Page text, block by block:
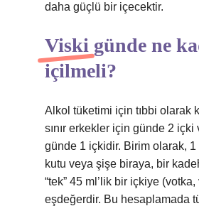
daha güçlü bir içecektir.
Viski günde ne
içilmeli?
Alkol tüketimi için tıbbi olarak
sınır erkekler için günde 2 içki
günde 1 içkidir. Birim olarak,
kutu veya şişe biraya, bir
“tek” 45 ml’lik bir içkiye
eşdeğerdir. Bu hesaplamada